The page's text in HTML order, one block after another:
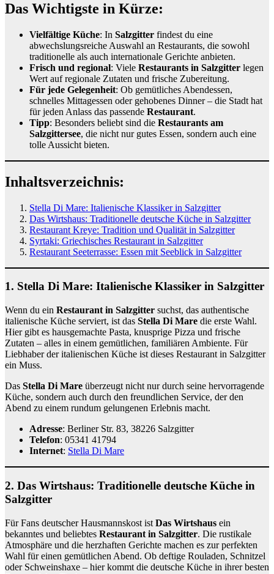
Das Wichtigste in Kürze:
Vielfältige Küche: In Salzgitter findest du eine
abwechslungsreiche Auswahl an Restaurants, die sowohl
traditionelle als auch internationale Gerichte anbieten.
Frisch und regional: Viele Restaurants in Salzgitter legen
Wert auf regionale Zutaten und frische Zubereitung.
Für jede Gelegenheit: Ob gemütliches Abendessen,
schnelles Mittagessen oder gehobenes Dinner – die Stadt hat
für jeden Anlass das passende Restaurant.
Tipp: Besonders beliebt sind die Restaurants am
Salzgittersee, die nicht nur gutes Essen, sondern auch eine
tolle Aussicht bieten.
Inhaltsverzeichnis:
Stella Di Mare: Italienische Klassiker in Salzgitter
Das Wirtshaus: Traditionelle deutsche Küche in Salzgitter
Restaurant Kreye: Tradition und Qualität in Salzgitter
Syrtaki: Griechisches Restaurant in Salzgitter
Restaurant Seeterrasse: Essen mit Seeblick in Salzgitter
1. Stella Di Mare: Italienische Klassiker in Salzgitter
Wenn du ein Restaurant in Salzgitter suchst, das authentische
italienische Küche serviert, ist das Stella Di Mare die erste Wahl.
Hier gibt es hausgemachte Pasta, knusprige Pizza und frische
Zutaten – alles in einem gemütlichen, familiären Ambiente. Für
Liebhaber der italienischen Küche ist dieses Restaurant in Salzgitter
ein Muss.
Das Stella Di Mare überzeugt nicht nur durch seine hervorragende
Küche, sondern auch durch den freundlichen Service, der den
Abend zu einem rundum gelungenen Erlebnis macht.
Adresse: Berliner Str. 83, 38226 Salzgitter
Telefon: 05341 41794
Internet: Stella Di Mare
2. Das Wirtshaus: Traditionelle deutsche Küche in
Salzgitter
Für Fans deutscher Hausmannskost ist Das Wirtshaus ein
bekanntes und beliebtes Restaurant in Salzgitter. Die rustikale
Atmosphäre und die herzhaften Gerichte machen es zur perfekten
Wahl für einen gemütlichen Abend. Ob deftige Rouladen, Schnitzel
oder Schweinshaxe – hier kommt die deutsche Küche in ihrer besten